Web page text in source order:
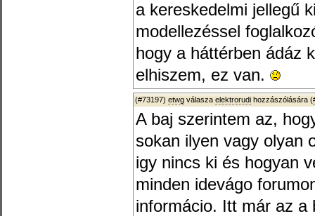
a kereskedelmi jellegű
modellezéssel
hogy a háttérben ádáz
elhiszem, ez van.
(#73197) etwg válasza elektrorudi hozzászólására (
A baj szerintem az,
sokan ilyen vagy olyan
igy nincs ki és hogyan
minden idevágo
informácio. Itt már az a